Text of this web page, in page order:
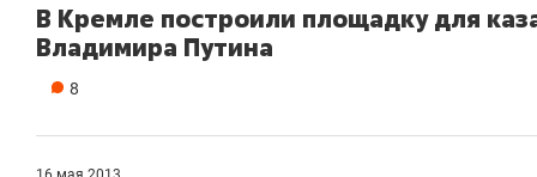
В Кремле построили площадку для
Владимира Путина
8